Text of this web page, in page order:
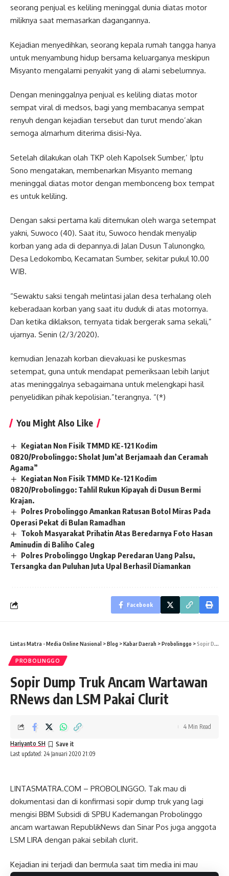
seorang penjual es keliling meninggal dunia diatas motor
miliknya saat memasarkan dagangannya.
Kejadian menyedihkan, seorang kepala rumah tangga hanya
untuk menyambung hidup bersama keluarganya meskipun
Misyanto mengalami penyakit yang di alami sebelumnya.
Dengan meninggalnya penjual es keliling diatas motor
sempat viral di medsos, bagi yang membacanya sempat
renyuh dengan kejadian tersebut dan turut mendo’akan
semoga almarhum diterima disisi-Nya.
Setelah dilakukan olah TKP oleh Kapolsek Sumber,’ Iptu
Sono mengatakan, membenarkan Misyanto memang
meninggal diatas motor dengan membonceng box tempat
es untuk keliling.
Dengan saksi pertama kali ditemukan oleh warga setempat
yakni, Suwoco (40). Saat itu, Suwoco hendak menyalip
korban yang ada di depannya.di Jalan Dusun Talunongko,
Desa Ledokombo, Kecamatan Sumber, sekitar pukul 10.00
WIB.
“Sewaktu saksi tengah melintasi jalan desa terhalang oleh
keberadaan korban yang saat itu duduk di atas motornya.
Dan ketika diklakson, ternyata tidak bergerak sama sekali,”
ujarnya. Senin (2/3/2020).
kemudian Jenazah korban dievakuasi ke puskesmas
setempat, guna untuk mendapat pemeriksaan lebih lanjut
atas meninggalnya sebagaimana untuk melengkapi hasil
penyelidikan pihak kepolisian.”terangnya. “(*)
You Might Also Like
Kegiatan Non Fisik TMMD KE-121 Kodim
0820/Probolinggo: Sholat Jum’at Berjamaah dan Ceramah
Agama”
Kegiatan Non Fisik TMMD Ke-121 Kodim
0820/Probolinggo: Tahlil Rukun Kipayah di Dusun Bermi
Krajan.
Polres Probolinggo Amankan Ratusan Botol Miras Pada
Operasi Pekat di Bulan Ramadhan
Tokoh Masyarakat Prihatin Atas Beredarnya Foto Hasan
Aminudin di Baliho Caleg
Polres Probolinggo Ungkap Peredaran Uang Palsu,
Tersangka dan Puluhan Juta Upal Berhasil Diamankan
Facebook
Lintas Matra - Media Online Nasional >Blog >Kabar Daerah >Probolinggo >Sopir Dump Truk Ancam Wartawan RNews dan LSM Pakai Clurit
PROBOLINGGO
Sopir Dump Truk Ancam Wartawan
RNews dan LSM Pakai Clurit
Last updated: 24 Januari 2020 21:09
Hariyanto SH
4 Min Read
LINTASMATRA.COM – PROBOLINGGO. Tak mau di
dokumentasi dan di konfirmasi sopir dump truk yang lagi
mengisi BBM Subsidi di SPBU Kademangan Probolinggo
ancam wartawan RepublikNews dan Sinar Pos juga anggota
LSM LIRA dengan pakai sebilah clurit.
Kejadian ini terjadi dan bermula saat tim media ini mau